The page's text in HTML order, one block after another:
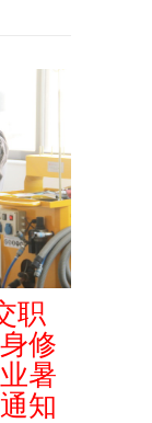
职
修
暑
知